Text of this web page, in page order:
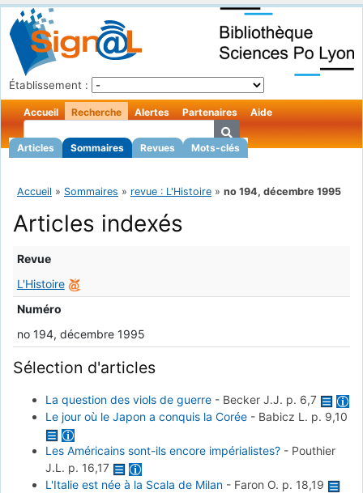
Établissement :
Accueil Recherche
Articles Sommaires Revues Mots-clés
Alertes Partenaires Aide
Accueil » Sommaires » revue : L'Histoire » no 194, décembre 1995
Articles indexés
Revue
L'Histoire
Numéro
no 194, décembre 1995
Sélection d'articles
La question des viols de guerre - Becker J.J. p. 6,7
Le jour où le Japon a conquis la Corée - Babicz L. p. 9,10
Les Américains sont-ils encore impérialistes? - Pouthier
J.L. p. 16,17
L'Italie est née à la Scala de Milan - Faron O. p. 18,19